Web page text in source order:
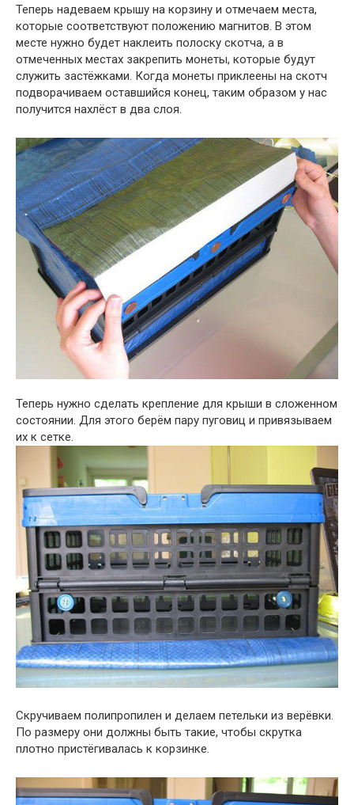
Теперь надеваем крышу на корзину и отмечаем места,
которые соответствуют положению магнитов. В этом
месте нужно будет наклеить полоску скотча, а в
отмеченных местах закрепить монеты, которые будут
служить застёжками. Когда монеты приклеены на скотч
подворачиваем оставшийся конец, таким образом у нас
получится нахлёст в два слоя.
Теперь нужно сделать крепление для крыши в сложенном
состоянии. Для этого берём пару пуговиц и привязываем
их к сетке.
Скручиваем полипропилен и делаем петельки из верёвки.
По размеру они должны быть такие, чтобы скрутка
плотно пристёгивалась к корзинке.